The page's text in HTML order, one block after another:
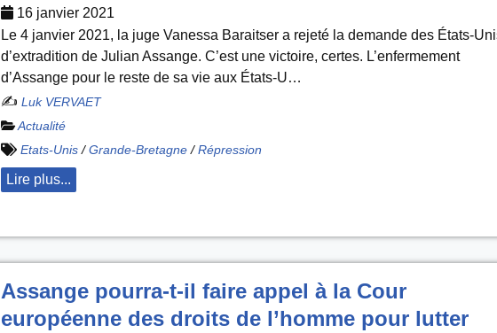
16 janvier 2021
Le 4 janvier 2021, la juge Vanessa Baraitser a rejeté la demande des États-
d’extradition de Julian Assange. C’est une victoire, certes. L’enfermement
d’Assange pour le reste de sa vie aux États-U…
✍️ Luk VERVAET
Actualité
Etats-Unis / Grande-Bretagne / Répression
Lire plus...
Assange pourra-t-il faire appel à la Cour
européenne des droits de l’homme pour lutter